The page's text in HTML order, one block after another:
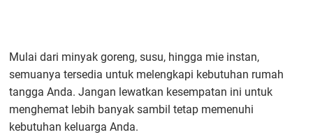
Mulai dari minyak goreng, susu, hingga mie instan,
semuanya tersedia untuk melengkapi kebutuhan rumah
tangga Anda. Jangan lewatkan kesempatan ini untuk
menghemat lebih banyak sambil tetap memenuhi
kebutuhan keluarga Anda.